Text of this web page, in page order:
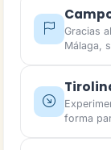
Gracias
Málaga,
forma